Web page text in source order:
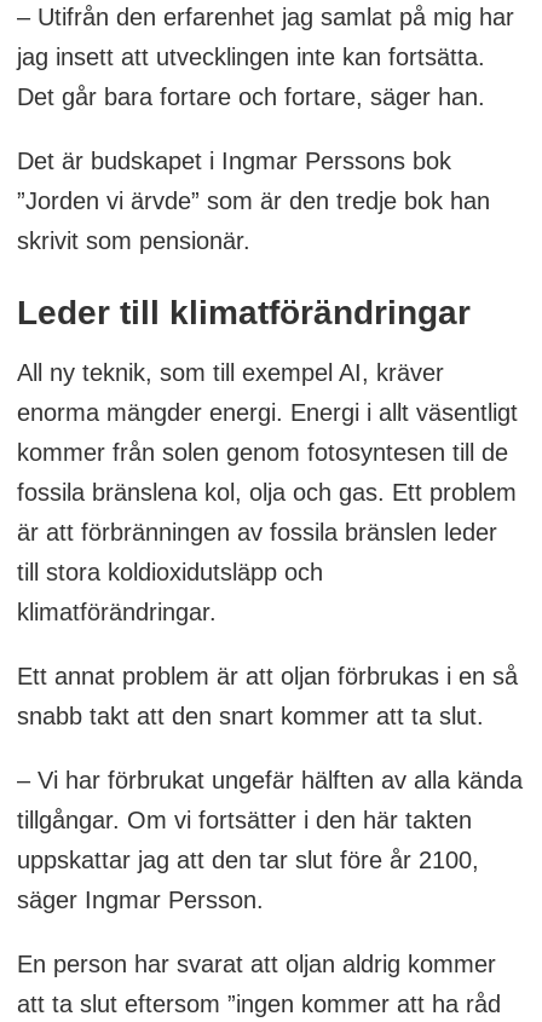
– Utifrån den erfarenhet jag samlat på mig har
jag insett att utvecklingen inte kan fortsätta.
Det går bara fortare och fortare, säger han.
Det är budskapet i Ingmar Perssons bok
”Jorden vi ärvde” som är den tredje bok han
skrivit som pensionär.
Leder till klimatförändringar
All ny teknik, som till exempel AI, kräver
enorma mängder energi. Energi i allt väsentligt
kommer från solen genom fotosyntesen till de
fossila bränslena kol, olja och gas. Ett problem
är att förbränningen av fossila bränslen leder
till stora koldioxidutsläpp och
klimatförändringar.
Ett annat problem är att oljan förbrukas i en så
snabb takt att den snart kommer att ta slut.
– Vi har förbrukat ungefär hälften av alla kända
tillgångar. Om vi fortsätter i den här takten
uppskattar jag att den tar slut före år 2100,
säger Ingmar Persson.
En person har svarat att oljan aldrig kommer
att ta slut eftersom ”ingen kommer att ha råd